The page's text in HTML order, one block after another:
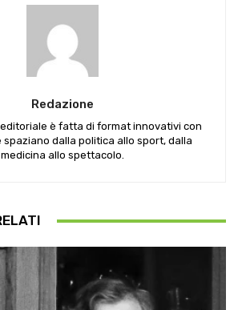
Redazione
è fatta di format innovativi con
dalla politica allo sport, dalla
medicina allo spettacolo.